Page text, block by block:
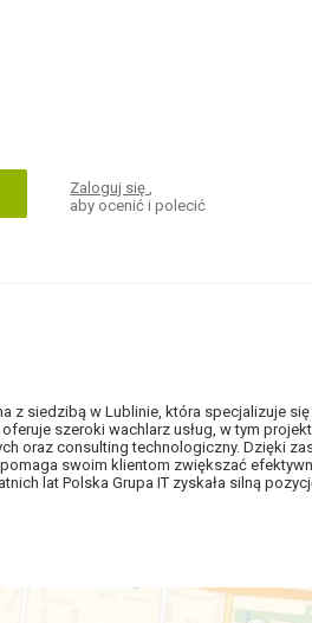
Zaloguj się,
aby ocenić i polecić
z siedzibą w Lublinie, która specjalizuje
szeroki wachlarz usług, w tym
oraz consulting technologiczny. Dzięki
swoim klientom zwiększać
lat Polska Grupa IT zyskała silną